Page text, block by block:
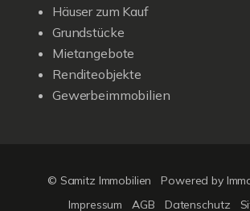
Häuser zum Kauf
Grundstücke
Mietangebote
Renditeobjekte
Gewerbeimmobilien
© Samitz Immobilien
Powered by
Impressum
AGB Datenschutz